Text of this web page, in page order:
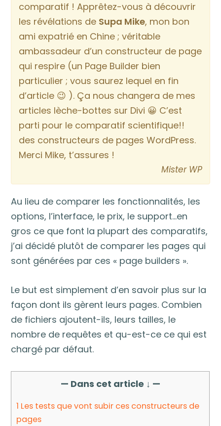
comparatif ! Apprêtez-vous à découvrir
les révélations de Supa Mike, mon bon
ami expatrié en Chine ; véritable
ambassadeur d’un constructeur de page
qui respire (un Page Builder bien
particulier ; vous saurez lequel en fin
d’article 😉 ). Ça nous changera de mes
articles lèche-bottes sur Divi 😀 C’est
parti pour le comparatif scientifique!!
des constructeurs de pages WordPress.
Merci Mike, t’assures !
Mister WP
Au lieu de comparer les fonctionnalités, les
options, l’interface, le prix, le support…en
gros ce que font la plupart des comparatifs,
j’ai décidé plutôt de comparer les pages qui
sont générées par ces « page builders ».
Le but est simplement d’en savoir plus sur la
façon dont ils gèrent leurs pages. Combien
de fichiers ajoutent-ils, leurs tailles, le
nombre de requêtes et qu-est-ce ce qui est
chargé par défaut.
— Dans cet article ↓ —
1 Les tests que vont subir ces constructeurs de
pages